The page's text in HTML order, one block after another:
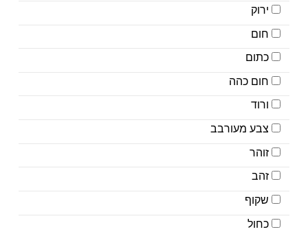
ירוק
חום
כתום
חום כהה
ורוד
צבע מעורבב
זוהר
זהב
שקוף
כחול